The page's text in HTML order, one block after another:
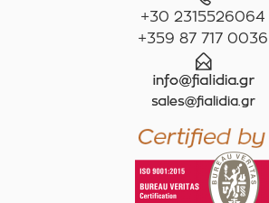
+30 2315526064
+359 87 717 0036